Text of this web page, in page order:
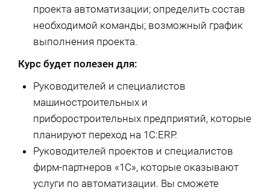
проекта автоматизации; определить состав
необходимой команды; возможный график
выполнения проекта.
Курс будет полезен для:
Руководителей и специалистов
машиностроительных и
приборостроительных предприятий, которые
планируют переход на 1С:ERP.
Руководителей проектов и специалистов
фирм-партнеров «1С», которые оказывают
услуги по автоматизации. Вы сможете